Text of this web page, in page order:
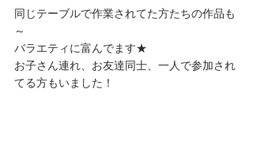
同じテーブルで作業されてた方たちの作品も
～
バラエティに富んでます★
お子さん連れ、お友達同士、一人で参加され
てる方もいました！